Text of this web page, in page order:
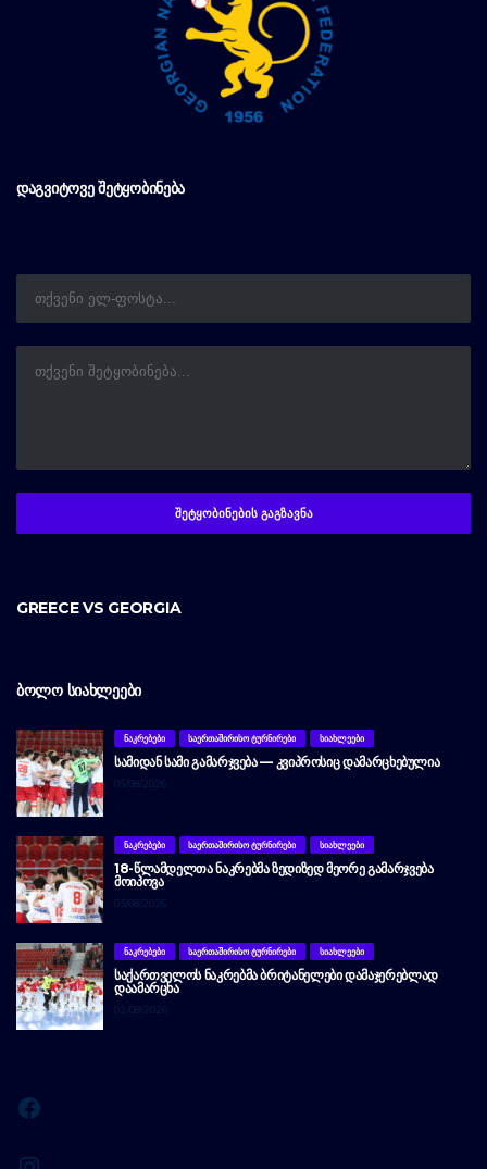
ᲓᲐᲒᲕᲘᲢᲝᲕᲔ ᲨᲔᲢᲧᲝᲑᲘᲜᲔᲑᲐ
GREECE VS GEORGIA
ᲑᲝᲚᲝ ᲡᲘᲐᲮᲚᲔᲔᲑᲘ
ᲜᲐᲙᲠᲔᲑᲔᲑᲘ ᲡᲐᲔᲠᲗᲐᲨᲘᲠᲘᲡᲝ ᲢᲣᲠᲜᲘᲠᲔᲑᲘ ᲡᲘᲐᲮᲚᲔᲔᲑᲘ
ᲡᲐᲛᲘᲓᲐᲜ ᲡᲐᲛᲘ ᲒᲐᲛᲐᲠᲯᲕᲔᲑᲐ — ᲙᲕᲘᲞᲠᲝᲡᲘᲪ ᲓᲐᲛᲐᲠᲪᲮᲔᲑᲣᲚᲘᲐ
05/08/2026
ᲜᲐᲙᲠᲔᲑᲔᲑᲘ ᲡᲐᲔᲠᲗᲐᲨᲘᲠᲘᲡᲝ ᲢᲣᲠᲜᲘᲠᲔᲑᲘ ᲡᲘᲐᲮᲚᲔᲔᲑᲘ
18-ᲬᲚᲐᲛᲓᲔᲚᲗᲐ ᲜᲐᲙᲠᲔᲑᲛᲐ ᲖᲔᲓᲘᲖᲔᲓ ᲛᲔᲝᲠᲔ ᲒᲐᲛᲐᲠᲯᲕᲔᲑᲐ
ᲛᲝᲘᲞᲝᲕᲐ
03/08/2026
ᲜᲐᲙᲠᲔᲑᲔᲑᲘ ᲡᲐᲔᲠᲗᲐᲨᲘᲠᲘᲡᲝ ᲢᲣᲠᲜᲘᲠᲔᲑᲘ ᲡᲘᲐᲮᲚᲔᲔᲑᲘ
ᲡᲐᲥᲐᲠᲗᲕᲔᲚᲝᲡ ᲜᲐᲙᲠᲔᲑᲛᲐ ᲑᲠᲘᲢᲐᲜᲔᲚᲔᲑᲘ ᲓᲐᲛᲐᲯᲔᲠᲔᲑᲚᲐᲓ
ᲓᲐᲐᲛᲐᲠᲪᲮᲐ
02/08/2026
Facebook